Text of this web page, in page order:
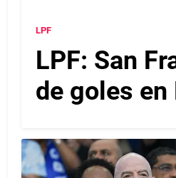
LPF
LPF: San
de goles en